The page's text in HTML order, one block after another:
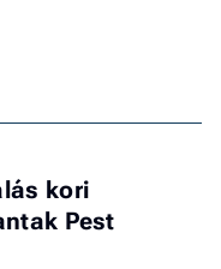
kori
Pest